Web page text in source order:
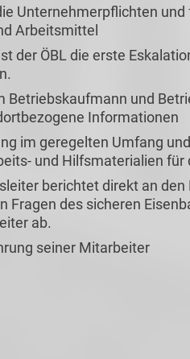
Unternehmerpflichten und
Arbeitsmittel
der ÖBL die erste
Betriebskaufmann und
Informationen
im geregelten Umfang
und Hilfsmaterialien
berichtet direkt an
Fragen des sicheren
ab.
seiner Mitarbeiter